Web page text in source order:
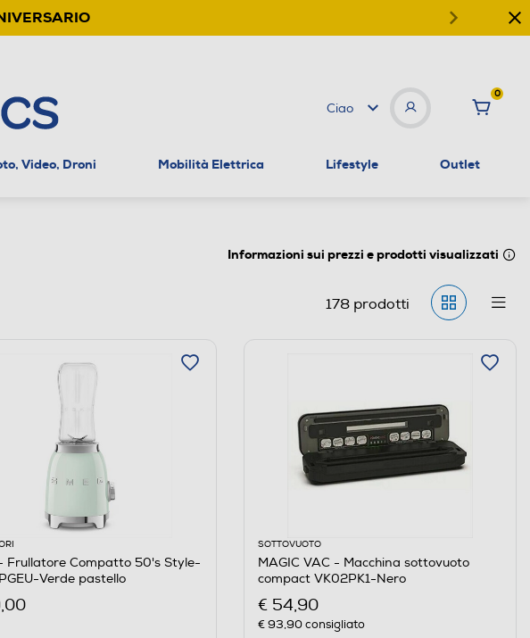
Ciao
0
Video, Droni Mobilità Elettrica Lifestyle Outlet
Informazioni sui prezzi e prodotti visualizzati
178prodotti
Frullatore Compatto 50's Style-
Verde pastello
SOTTOVUOTO
MAGIC VAC - Macchina sottovuoto
compact VK02PK1-Nero
€ 54,90
€ 93,90consigliato